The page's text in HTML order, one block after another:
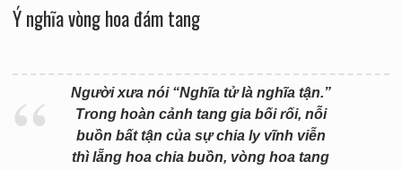
Ý nghĩa vòng hoa đám tang
Người xưa nói “Nghĩa tử là nghĩa tận.”
Trong hoàn cảnh tang gia bối rối, nỗi
buồn bất tận của sự chia ly vĩnh viễn
thì lẵng hoa chia buồn, vòng hoa tang